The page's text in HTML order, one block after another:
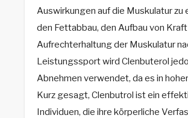
Auswirkungen auf die Muskulatur
den Fettabbau, den Aufbau von
Aufrechterhaltung der Muskulatur
Leistungssport wird Clenbuterol
Abnehmen verwendet, da es in
Kurz gesagt, Clenbutrol ist ein
Individuen, die ihre körperliche